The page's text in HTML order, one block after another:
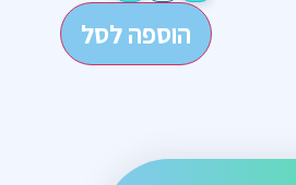
הוספה לסל